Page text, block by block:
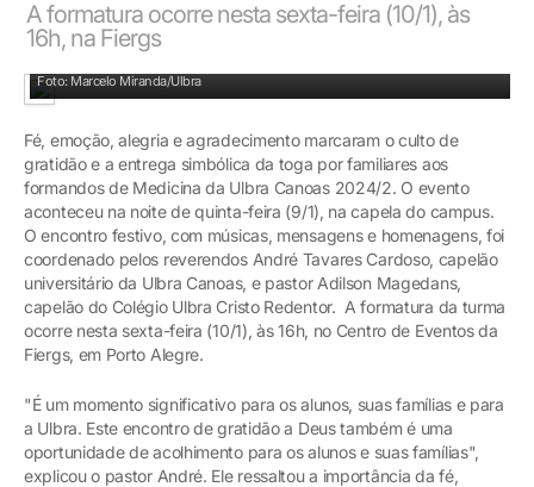
A formatura ocorre nesta sexta-feira (10/1), às
16h, na Fiergs
Foto: Marcelo Miranda/Ulbra
Fé, emoção, alegria e agradecimento marcaram o culto de
gratidão e a entrega simbólica da toga por familiares aos
formandos de Medicina da Ulbra Canoas 2024/2. O evento
aconteceu na noite de quinta-feira (9/1), na capela do campus.
O encontro festivo, com músicas, mensagens e homenagens, foi
coordenado pelos reverendos André Tavares Cardoso, capelão
universitário da Ulbra Canoas, e pastor Adilson Magedans,
capelão do Colégio Ulbra Cristo Redentor. A formatura da turma
ocorre nesta sexta-feira (10/1), às 16h, no Centro de Eventos da
Fiergs, em Porto Alegre.
"É um momento significativo para os alunos, suas famílias e para
a Ulbra. Este encontro de gratidão a Deus também é uma
oportunidade de acolhimento para os alunos e suas famílias",
explicou o pastor André. Ele ressaltou a importância da fé,